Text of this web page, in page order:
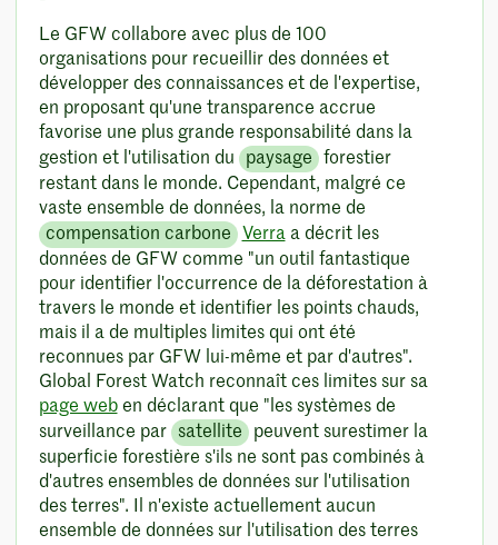
Le GFW collabore avec plus de 100
organisations pour recueillir des données et
développer des connaissances et de l'expertise,
en proposant qu'une transparence accrue
favorise une plus grande responsabilité dans la
gestion et l'utilisation du
paysage forestier
restant dans le monde. Cependant, malgré ce
vaste ensemble de données, la norme de
compensation carbone
Verraa décrit les
données de GFW comme "un outil fantastique
pour identifier l'occurrence de la déforestation à
travers le monde et identifier les points chauds,
mais il a de multiples limites qui ont été
reconnues par GFW lui-même et par d'autres".
Global Forest Watch reconnaît ces limites sur sa
page weben déclarant que "les systèmes de
surveillance par
satellite peuvent surestimer la
superficie forestière s'ils ne sont pas combinés à
d'autres ensembles de données sur l'utilisation
des terres". Il n'existe actuellement aucun
ensemble de données sur l'utilisation des terres